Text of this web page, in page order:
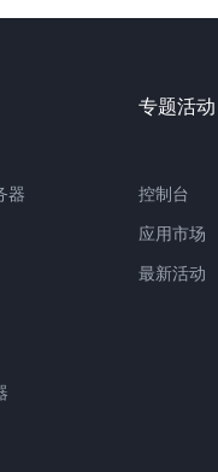
器
专题活动
控制台
应用市场
最新活动